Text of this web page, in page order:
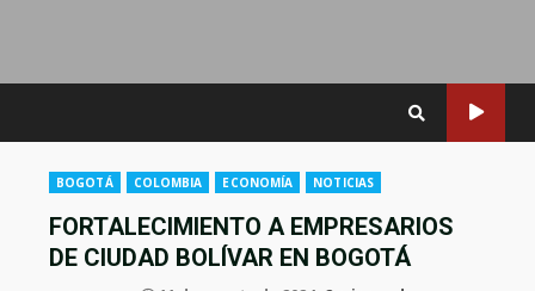
BOGOTÁ COLOMBIA ECONOMÍA NOTICIAS
FORTALECIMIENTO A EMPRESARIOS
DE CIUDAD BOLÍVAR EN BOGOTÁ